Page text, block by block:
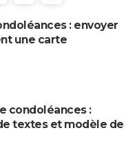
: envoyer
une carte
condoléances :
textes et modèle de